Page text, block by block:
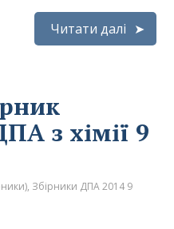
Читати далі
з хімії 9
, Збірники ДПА 2014 9